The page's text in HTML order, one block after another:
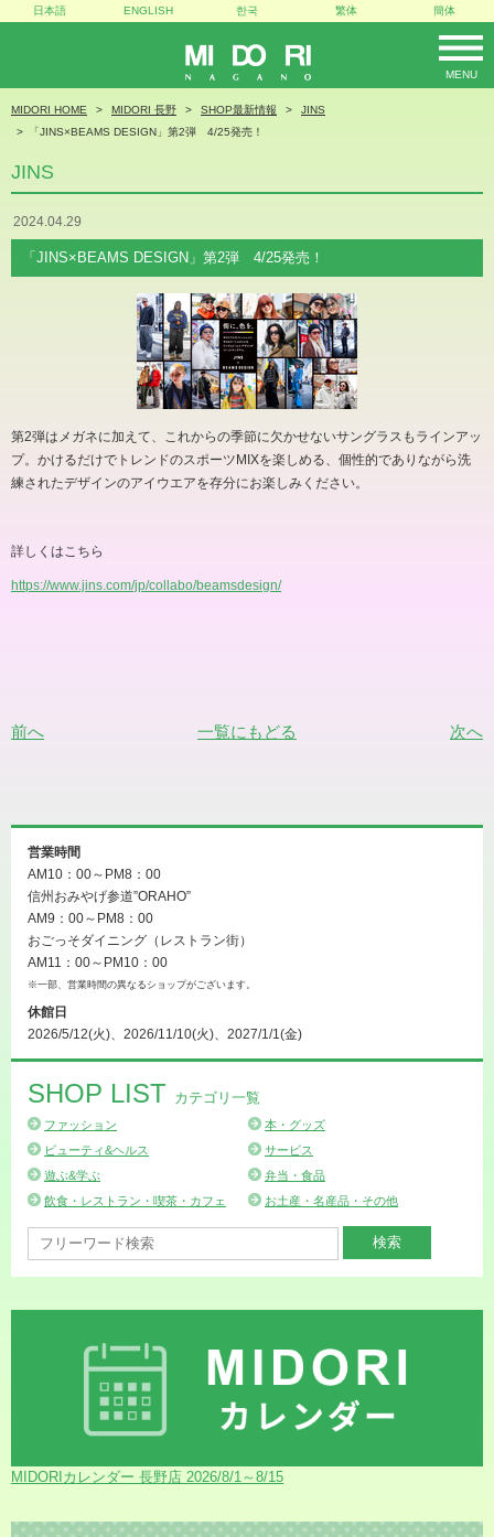
MIDORI
MENU
日本語 ENGLISH 한국 繁体 簡体
MIDORI HOME MIDORI 長野 SHOP最新情報
JINS
「JINS×BEAMS DESIGN」第2弾 4/25発売！
JINS
2024.04.29
「JINS×BEAMS DESIGN」第2弾 4/25発売！
第2弾はメガネに加えて、これからの季節に欠かせないサングラスもラインアッ
プ。かけるだけでトレンドのスポーツMIXを楽しめる、個性的でありながら洗
練されたデザインのアイウエアを存分にお楽しみください。
詳しくはこちら
https://www.jins.com/jp/collabo/beamsdesign/
前へ 一覧にもどる 次へ
営業時間
AM10：00～PM8：00
信州おみやげ参道”ORAHO”
AM9：00～PM8：00
おごっそダイニング（レストラン街）
AM11：00～PM10：00
※一部、営業時間の異なるショップがございます。
休館日
2026/5/12(火)、2026/11/10(火)、2027/1/1(金)
SHOP LIST カテゴリ一覧
ファッション
本・グッズ
ビューティ&ヘルス
サービス
遊ぶ&学ぶ
弁当・食品
飲食・レストラン・喫茶・カフェ
お土産・名産品・その他
MIDORIカレンダー 長野店 2026/8/1～8/15